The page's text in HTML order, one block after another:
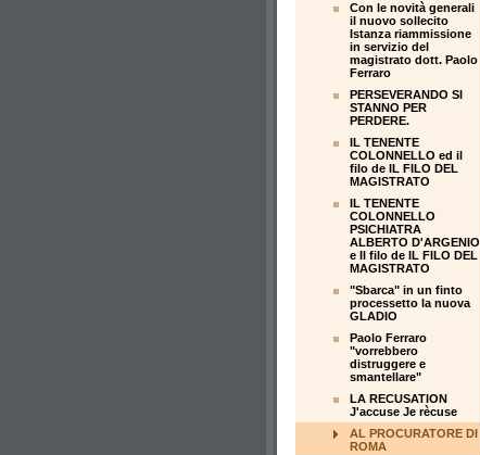
Con le novità generali
il nuovo sollecito
Istanza riammissione
in servizio del
magistrato dott. Paolo
Ferraro
PERSEVERANDO SI
STANNO PER
PERDERE.
IL TENENTE
COLONNELLO ed il
filo de IL FILO DEL
MAGISTRATO
IL TENENTE
COLONNELLO
PSICHIATRA
ALBERTO D'ARGENIO
e Il filo de IL FILO DEL
MAGISTRATO
"Sbarca" in un finto
processetto la nuova
GLADIO
Paolo Ferraro
"vorrebbero
distruggere e
smantellare"
LA RECUSATION
J'accuse Je rècuse
AL PROCURATORE DI
ROMA